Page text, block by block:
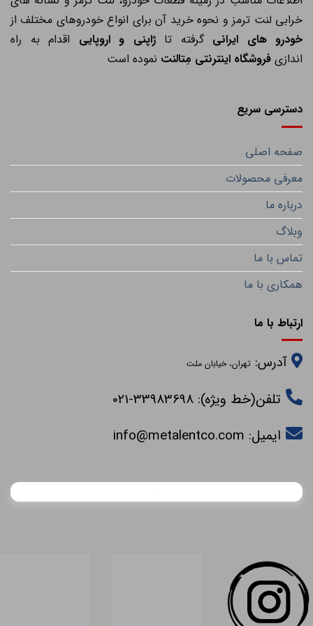
خرابی لنت ترمز و نحوه خرید آن برای انواع خودروهای مختلف از
خودرو های ایرانیگرفته تاژاپنی و اروپاییاقدام به راه
اندازیفروشگاه اینترنتی مِتالنتنموده است
دسترسی سریع
صفحه اصلی
معرفی محصولات
درباره ما
وبلاگ
تماس با ما
همکاری با ما
ارتباط با ما
آدرس:تهران، خیابان ملت
تلفن(خط ویژه): 33983698-021
ایمیل:info@metalentco.com